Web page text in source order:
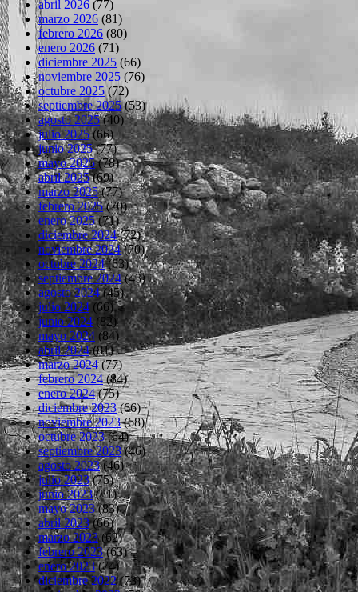
abril 2026 (77)
marzo 2026 (81)
febrero 2026 (80)
enero 2026 (71)
diciembre 2025 (66)
noviembre 2025 (76)
octubre 2025(72)
septiembre 2025(53)
agosto 2025(40)
julio 2025(66)
junio 2025(77)
mayo 2025(78)
abril 2025(69)
marzo 2025(77)
febrero 2025(70)
enero 2025(71)
diciembre 2024(72)
noviembre 2024(70)
octubre 2024(63)
septiembre 2024(43)
agosto 2024(45)
julio 2024(66)
junio 2024 (82)
mayo 2024 (84)
abril 2024(81)
marzo 2024(77)
febrero 2024(84)
enero 2024(75)
diciembre 2023(66)
noviembre 2023(68)
octubre 2023(64)
septiembre 2023(46)
agosto 2023(46)
julio 2023(75)
junio 2023(81)
mayo 2023(83)
abril 2023(66)
marzo 2023(62)
febrero 2023(63)
enero 2023(74)
diciembre 2022(73)